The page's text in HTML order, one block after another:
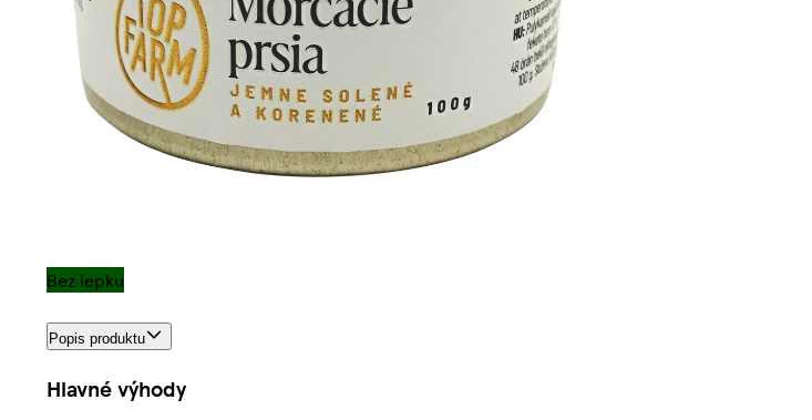
Bez lepku
Popis produktu
Hlavné výhody